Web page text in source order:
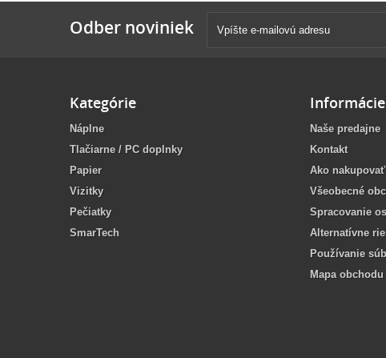
Odber noviniek
Kategórie
Náplne
Tlačiarne / PC doplnky
Papier
Vizitky
Pečiatky
SmarTech
Informácie
Naše predajne
Kontakt
Ako nakupovať
Všeobecné
Spracovanie
Alternatívne
Používanie
Mapa obchodu